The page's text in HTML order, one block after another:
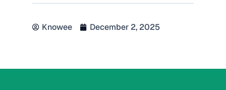
Knowee December 2, 2025